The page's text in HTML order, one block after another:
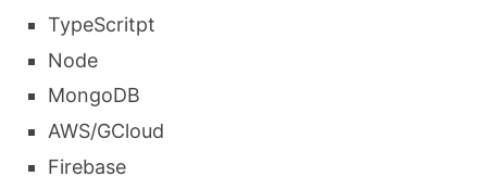
TypeScritpt
Node
MongoDB
AWS/GCloud
Firebase